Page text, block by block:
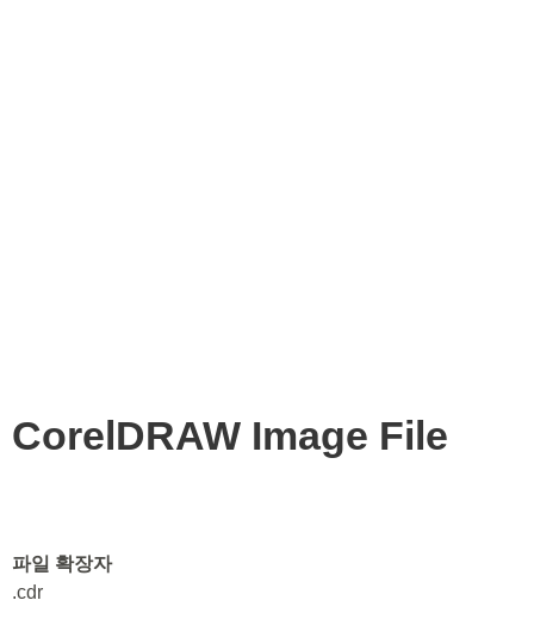
CorelDRAW Image File
파일 확장자
.cdr